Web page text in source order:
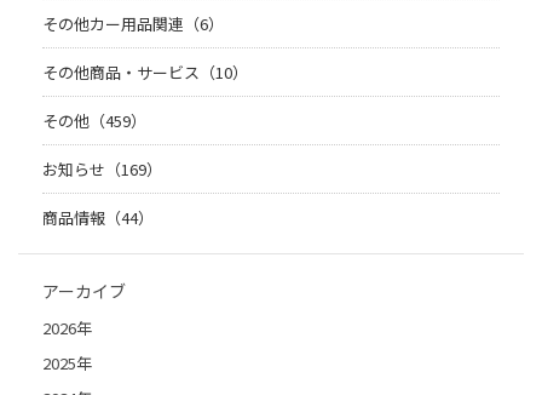
その他カー用品関連（6）
その他商品・サービス（10）
その他（459）
お知らせ（169）
商品情報（44）
アーカイブ
2026年
2025年